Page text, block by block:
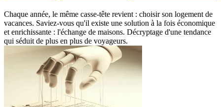
Chaque année, le même casse-tête revient : choisir son logement de
vacances. Saviez-vous qu'il existe une solution à la fois économique
et enrichissante : l'échange de maisons. Décryptage d'une tendance
qui séduit de plus en plus de voyageurs.